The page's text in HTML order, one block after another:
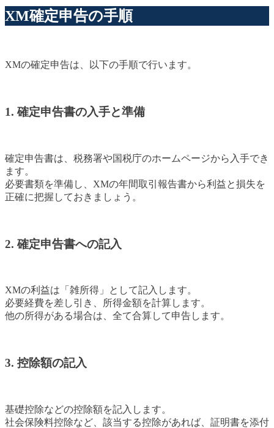
XM確定申告の手順
XMの確定申告は、以下の手順で行います。
1. 確定申告書の入手と準備
確定申告書は、税務署や国税庁のホームページから入手でき
ます。
必要書類を準備し、XMの年間取引報告書から利益と損失を
正確に把握しておきましょう。
2. 確定申告書への記入
XMの利益は「雑所得」として記入します。
必要経費を差し引き、所得金額を計算します。
他の所得がある場合は、全て合算して申告します。
3. 控除額の記入
基礎控除などの控除額を記入します。
社会保険料控除など、該当する控除があれば、証明書を添付